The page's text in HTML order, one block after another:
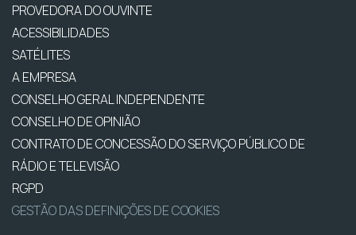
PROVEDORA DO OUVINTE
ACESSIBILIDADES
SATÉLITES
A EMPRESA
CONSELHO GERAL INDEPENDENTE
CONSELHO DE OPINIÃO
CONTRATO DE CONCESSÃO DO SERVIÇO PÚBLICO DE
RÁDIO E TELEVISÃO
RGPD
GESTÃO DAS DEFINIÇÕES DE COOKIES